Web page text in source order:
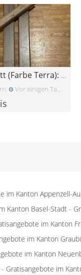
Flexa Bett (Farbe Terra): Herausfallschutz
Vor einigen Tagen
im Kanton Appenzell-
Kanton Basel-Stadt -
im Kanton
im Kanton
im Kanton
- Gratisangebote im